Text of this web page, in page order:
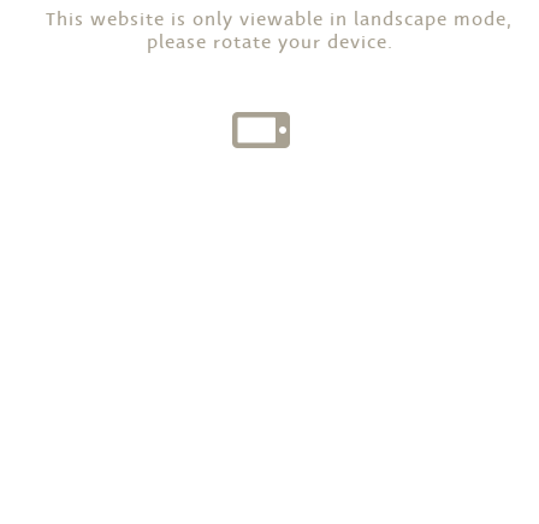
This website is only viewable in landscape mode,
please rotate your device.